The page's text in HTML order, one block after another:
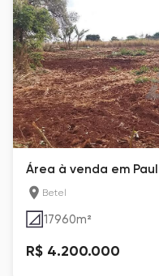
Área à venda em
Betel
17960m²
R$ 4.200.000